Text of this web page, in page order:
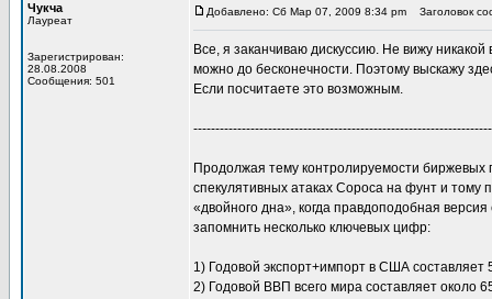
Чукча
Лауреат
Зарегистрирован:
28.08.2008
Сообщения: 501
Добавлено: Сб Мар 07, 2009 8:34 pm Заголовок
Все, я заканчиваю дискуссию. Не вижу
можно до бесконечности. Поэтому выскажу
Если посчитаете это возможным.
Продолжая тему контролируемости биржевых
спекулятивных атаках Сороса на фунт и
«двойного дна», когда правдоподобная
запомнить несколько ключевых цифр:
1) Годовой экспорт+импорт в США составляет
2) Годовой ВВП всего мира составляет около